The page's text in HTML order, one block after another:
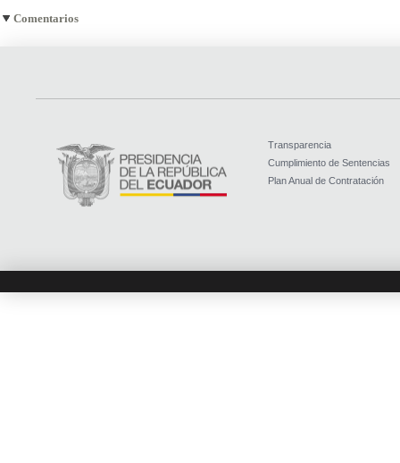
Comentarios
Transparencia
Cumplimiento de Sentencias
Plan Anual de Contratación